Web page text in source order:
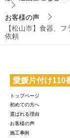
お客様の声
【松山市】食器、
依頼
愛媛片付け110
トップページ
初めての方へ
選ばれる理由
お客様の声
施工事例